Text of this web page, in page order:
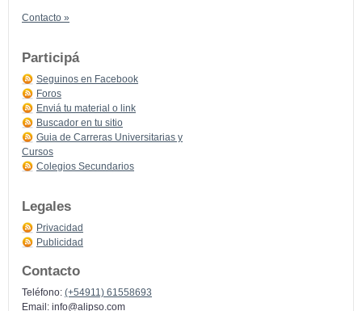
Contacto »
Participá
Seguinos en Facebook
Foros
Enviá tu material o link
Buscador en tu sitio
Guia de Carreras Universitarias y
Cursos
Colegios Secundarios
Legales
Privacidad
Publicidad
Contacto
Teléfono: (+54911) 61558693
Email: info@alipso.com